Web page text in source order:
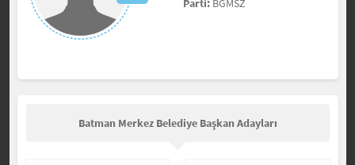
Batman Merkez Belediye Başkan Adayları